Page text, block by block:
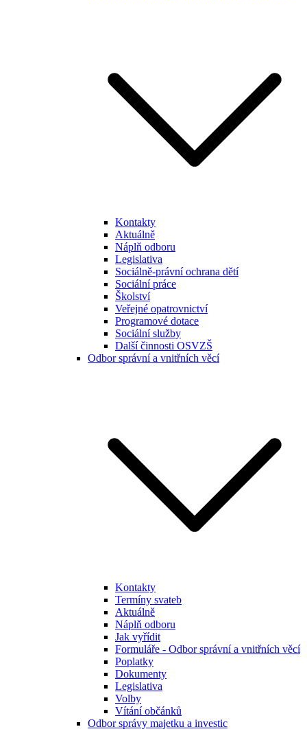
Kontakty
Aktuálně
Náplň odboru
Legislativa
Sociálně-právní ochrana dětí
Sociální práce
Školství
Veřejné opatrovnictví
Programové dotace
Sociální služby
Další činnosti OSVZŠ
Odbor správní a vnitřních věcí
Kontakty
Termíny svateb
Aktuálně
Náplň odboru
Jak vyřídit
Formuláře - Odbor správní a vnitřních věcí
Poplatky
Dokumenty
Legislativa
Volby
Vítání občánků
Odbor správy majetku a investic